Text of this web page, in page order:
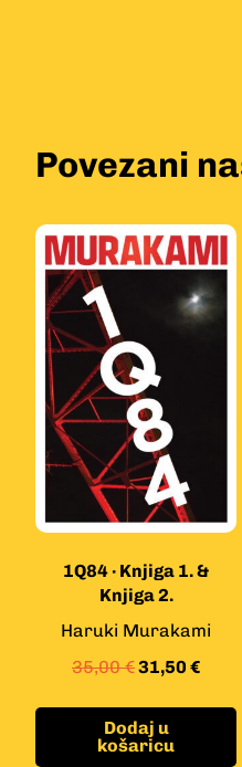
Povezani
1Q84 · Knjiga 1. &
Knjiga 2.
Haruki Murakami
35,00€31,50 €
Dodaj u
košaricu